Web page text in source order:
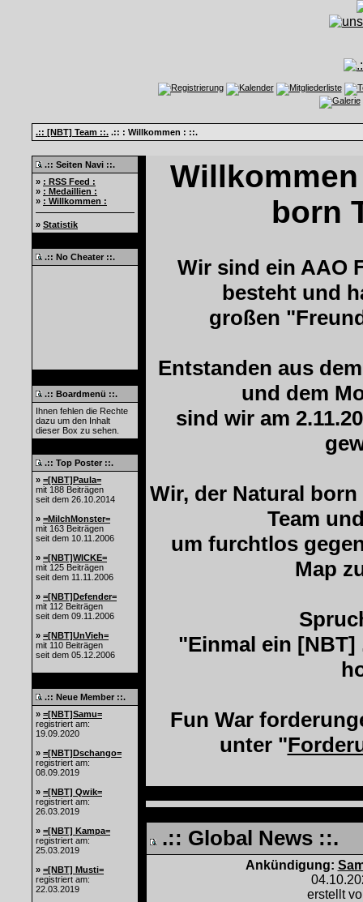
.:: [NBT] Team ::. .:: : Willkommen : ::.
.:: Seiten Navi ::.
» : RSS Feed :
» : Medaillien :
» : Willkommen :
» Statistik
.:: No Cheater ::.
.:: Boardmenü ::.
Ihnen fehlen die Rechte
dazu um den Inhalt
dieser Box zu sehen.
.:: Top Poster ::.
» =[NBT]Paula=
mit 188 Beiträgen
seit dem 26.10.2014
» =MilchMonster=
mit 163 Beiträgen
seit dem 10.11.2006
» =[NBT]WICKE=
mit 125 Beiträgen
seit dem 11.11.2006
» =[NBT]Defender=
mit 112 Beiträgen
seit dem 09.11.2006
» =[NBT]UnVieh=
mit 110 Beiträgen
seit dem 05.12.2006
.:: Neue Member ::.
» =[NBT]Samu=
registriert am:
19.09.2020
» =[NBT]Dschango=
registriert am:
08.09.2019
» =[NBT] Qwik=
registriert am:
26.03.2019
» =[NBT] Kampa=
registriert am:
25.03.2019
» =[NBT] Musti=
registriert am:
22.03.2019
born
Wir sind ein AAO
besteht und
großen
Entstanden aus
und dem
sind wir am
Wir, der Natural
Team
um furchtlos
Map
"Einmal ein [NBT]
Fun War
unter "
.:: Global News ::.
Ankündigung:
erstellt